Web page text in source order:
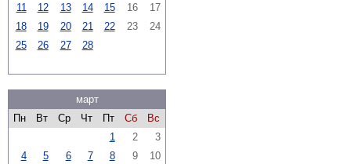
11
12 13 14 15 16
17
18
19 20 21 22 23
24
25
26 27 28
март
Пн
Вт Ср Чт Пт Сб
Вс
1
2
3
4
5 6 7 8 9
10